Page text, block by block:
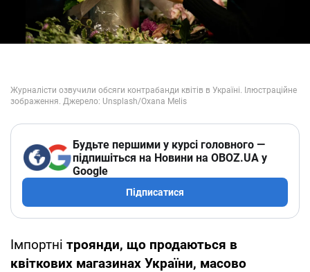
Будьте першими у курсі головного —
підпишіться на Новини на OBOZ.UA у
Google
Підписатися
Імпортні троянди, що продаються в
квіткових магазинах України, масово